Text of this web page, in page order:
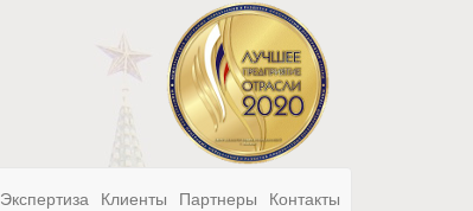
Экспертиза Клиенты Партнеры Контакты